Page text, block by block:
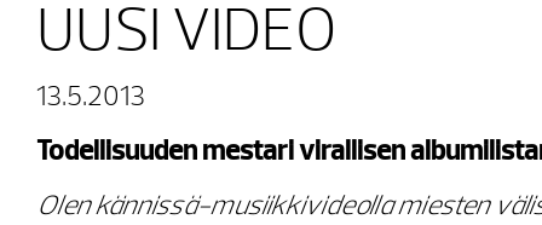
UUSI VIDEO
13.5.2013
Todellisuuden mestari virallisen
Olen kännissä-musiikkivideolla miesten